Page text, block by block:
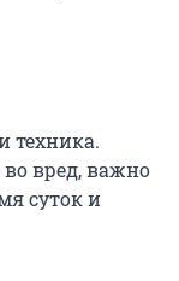
техника.
вред, важно
суток и